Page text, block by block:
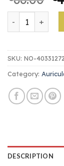
auriculares kz
SKU: NO-
Category:
DESCRIPTION